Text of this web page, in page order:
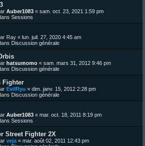
Auber1083 « sam. oct. 23, 2021 1:59 pm
Sessions
Ray « lun. juil. 27, 2020 4:45 am
Discussion générale
hatsumomo « sam. mars 31, 2012 9:46 pm
Discussion générale
Fighter
EvilRyu « dim. janv. 15, 2012 2:28 pm
Discussion générale
Auber1083 « mar. oct. 18, 2011 8:19 pm
Sessions
Street Fighter 2X
veja « mar. août 02, 2011 12:43 pm